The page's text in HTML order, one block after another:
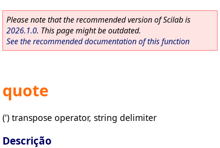
Please note that the recommended version of Scilab is
2026.1.0. This page might be outdated.
See the recommended documentation of this function
quote
(') transpose operator, string delimiter
Descrição